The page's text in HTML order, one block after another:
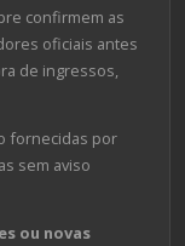
confirmem as
oficiais antes
de ingressos,
fornecidas por
sem aviso
ou novas